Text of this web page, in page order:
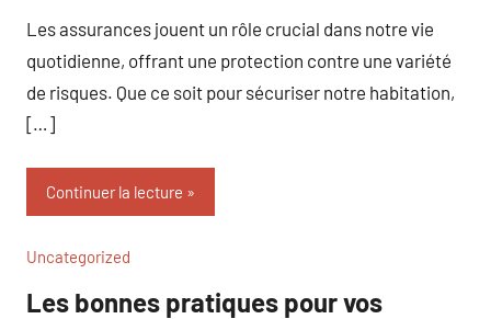
Les assurances jouent un rôle crucial dans notre vie
quotidienne, offrant une protection contre une variété
de risques. Que ce soit pour sécuriser notre habitation,
[…]
Continuer la lecture
Uncategorized
Les bonnes pratiques pour vos